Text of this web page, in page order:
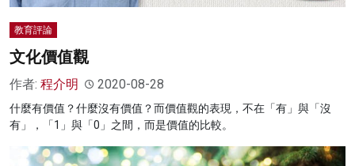
教育評論
文化價值觀
作者: 程介明 2020-08-28
什麼有價值？什麼沒有價值？而價值觀的表現，不在「有」與「沒
有」，「1」與「0」之間，而是價值的比較。